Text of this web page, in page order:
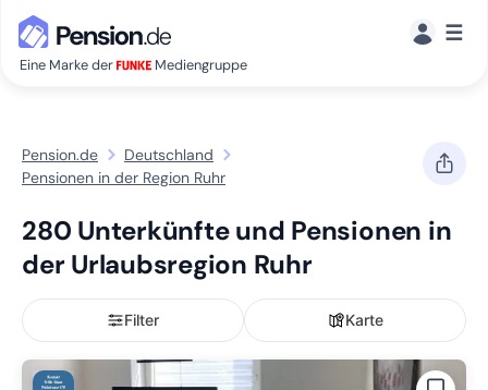
Eine Marke der Mediengruppe
☰
Pension.de
Deutschland
Pensionen in der Region Ruhr
280 Unterkünfte und Pensionen in
der Urlaubsregion Ruhr
Filter Karte